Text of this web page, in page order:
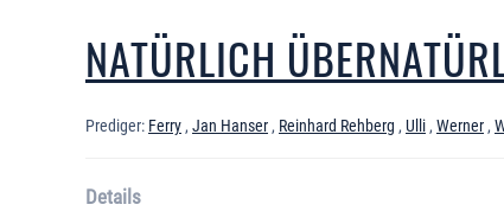
NATÜRLICH
Prediger: Ferry, Jan Hanser, Reinhard Rehberg , Ulli, Werner,
Details